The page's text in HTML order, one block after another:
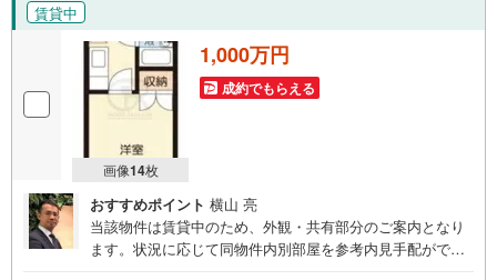
賃貸中
画像14枚
1,000万円
成約でもらえる
おすすめポイント 横山 亮
当該物件は賃貸中のため、外観・共有部分のご案内となり
ます。状況に応じて同物件内別部屋を参考内見手配ができ